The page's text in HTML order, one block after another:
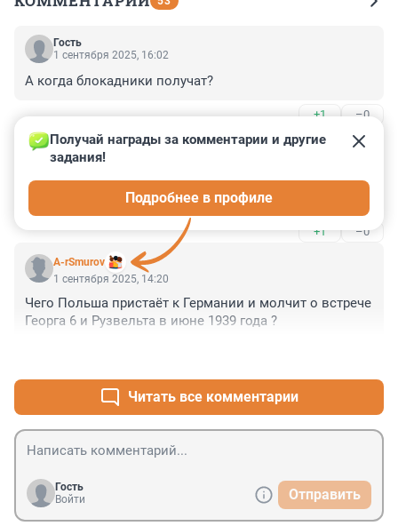
Гость
1 сентября 2025, 16:02
А когда блокадники получат?
+1 –0
Гость
1 сентября 2025, 15:04
А что только за вторую? Надо за первую требовать. И
с Наполеона тоже, пардон, с Франции.
+1 –0
A-rSmurov
Получай награды за комментарии и другие
задания!
Подробнее в профиле
1 сентября 2025, 14:20
Чего Польша пристаёт к Германии и молчит о встрече
Георга 6 и Рузвельта в июне 1939 года ?
Читать все комментарии
Гость
Войти
Отправить